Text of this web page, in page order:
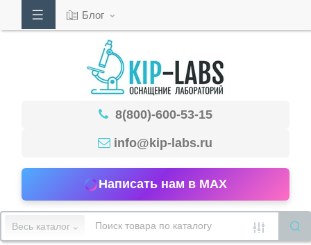
53-
15
Блог
8(800)-600-53-15
info@kip-labs.ru
Написать нам в MAX
Весь каталог